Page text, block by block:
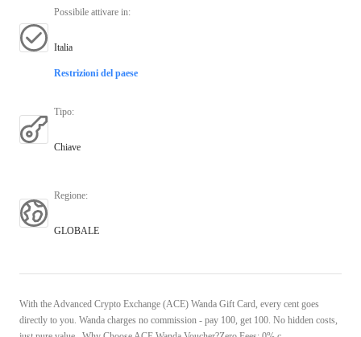
Possibile attivare in:
Italia
Restrizioni del paese
Tipo:
Chiave
Regione:
GLOBALE
With the Advanced Crypto Exchange (ACE) Wanda Gift Card, every cent goes
directly to you. Wanda charges no commission - pay 100, get 100. No hidden costs,